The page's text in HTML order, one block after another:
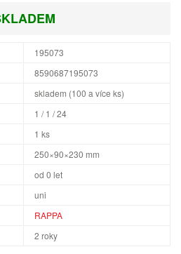
195073
8590687195073
skladem (100 a více ks)
1 / 1 / 24
1 ks
250×90×230 mm
od 0 let
uni
RAPPA
2 roky